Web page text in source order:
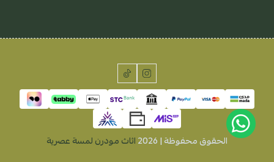
الحقوق محفوظة | 2026 اثاث مودرن لمسة عصرية